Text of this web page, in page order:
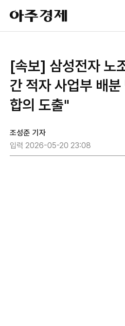
아
주
경
[속보] 삼성전자 노
간 적자 사업부 배분
합의 도출"
조성준 기자
입력 2026-05-20 23:08